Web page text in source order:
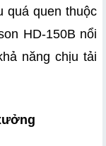
quá quen thuộc
HD-150B nổi
năng chịu tải